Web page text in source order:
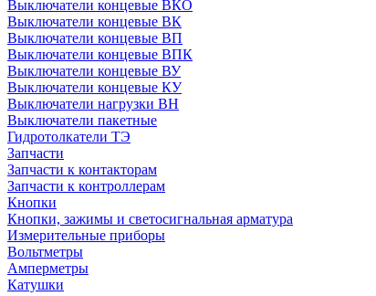
Выключатели концевые ВКО
Выключатели концевые ВК
Выключатели концевые ВП
Выключатели концевые ВПК
Выключатели концевые ВУ
Выключатели концевые КУ
Выключатели нагрузки ВН
Выключатели пакетные
Гидротолкатели ТЭ
Запчасти
Запчасти к контакторам
Запчасти к контроллерам
Кнопки
Кнопки, зажимы и светосигнальная арматура
Измерительные приборы
Вольтметры
Амперметры
Катушки